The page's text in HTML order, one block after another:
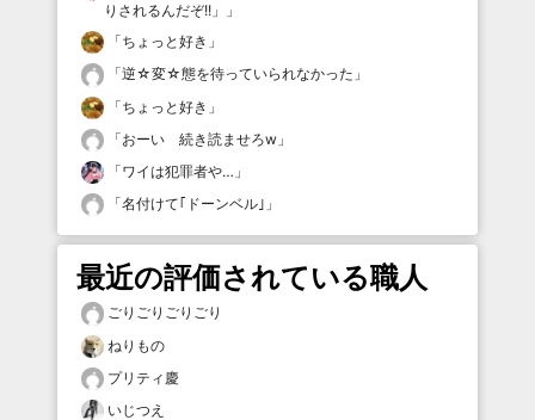
りされるんだぞ!!」
」
「ちょっと好き 」
「逆☆変☆態を待っていられなかった 」
「ちょっと好き 」
「おーい 続き読ませろw 」
「ワイは犯罪者や… 」
「名付けて｢ドーンベル｣ 」
最近の評価されている職人
ごりごりごりごり
ねりもの
プリティ慶
いじつえ